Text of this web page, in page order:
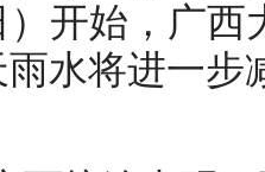
）开始，广
水将进一步